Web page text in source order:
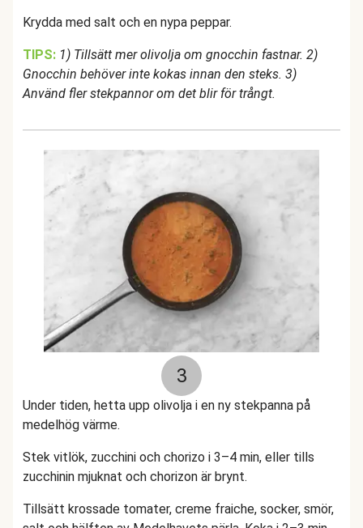
Krydda med salt och en nypa peppar.
TIPS: 1) Tillsätt mer olivolja om gnocchin fastnar. 2)
Gnocchin behöver inte kokas innan den steks. 3)
Använd fler stekpannor om det blir för trångt.
3
Under tiden, hetta upp olivolja i en ny stekpanna på
medelhög värme.
Stek vitlök, zucchini och chorizo i 3–4 min, eller tills
zucchinin mjuknat och chorizon är brynt.
Tillsätt krossade tomater, creme fraiche, socker, smör,